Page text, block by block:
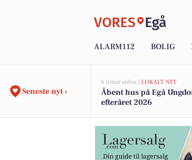
VORES Egå
ALARM112 BOLIG
Seneste nyt ›
6 timer siden | LOKALT NYT
Åbent hus på Egå
efteråret 2026